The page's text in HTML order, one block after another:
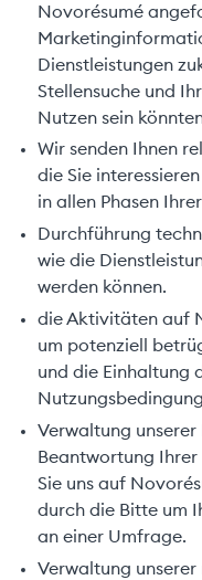
Novorésumé
Dienstleistungen
Stellensuche und
Nutzen sein
Wir senden Ihnen
die Sie
in allen Phasen
Durchführung
wie die
werden können.
die Aktivitäten auf
um potenziell
und die Einhaltung
Verwaltung unserer
Beantwortung
Sie uns auf
durch die Bitte um
an einer Umfrage.
Verwaltung